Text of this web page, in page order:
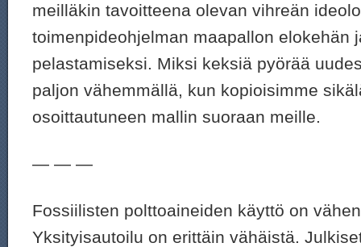
meilläkin tavoitteena olevan vihreän
toimenpideohjelman maapallon elokehän
pelastamiseksi. Miksi keksiä pyörää
paljon vähemmällä, kun kopioisimme
osoittautuneen mallin suoraan meille.
— — —
Fossiilisten polttoaineiden käyttö on
Yksityisautoilu on erittäin vähäistä.